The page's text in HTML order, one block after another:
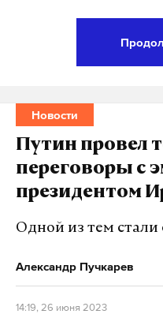
работает там,
Макс
Дзен
Новости
Путин провел
переговоры с
президентом
Одной из тем
Александр Пучкарев
14:19, 26 июня 2023